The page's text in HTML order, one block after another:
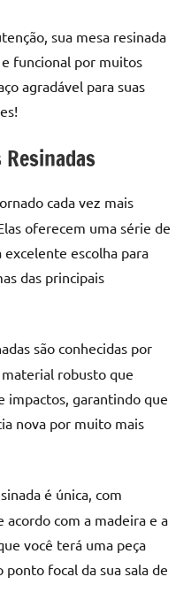
sua mesa resinada
funcional por muitos
agradável para suas
cada vez mais
oferecem uma série de
escolha para
das principais
são conhecidas por
robusto que
impactos, garantindo que
nova por muito mais
é única, com
acordo com a madeira e a
você terá uma peça
focal da sua sala de